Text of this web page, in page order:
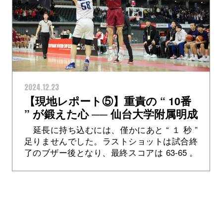
2024.12.23
【現地レポート⑤】重責の “ 10番
” が鍛えた心 ── 仙台大学附属明成
#10 瀧豊多
延長に持ち込むには、僅かにあと “ １ 秒 ”
足りませんでした。ラストショットは試合終
了のブザー後となり、最終スコアは 63-65 。